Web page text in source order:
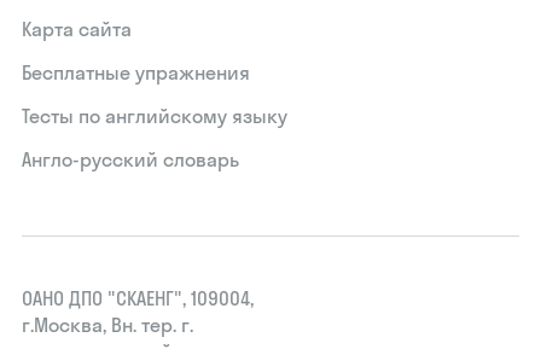
Карта сайта
Бесплатные упражнения
Тесты по английскому языку
Англо-русский словарь
ОАНО ДПО "СКАЕНГ", 109004,
г.Москва, Вн. тер. г.